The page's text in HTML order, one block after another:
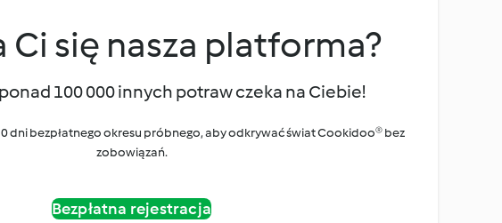
Ci się nasza platforma?
100 000 innych potraw czeka na Ciebie!
dni bezpłatnego okresu próbnego, aby odkrywać świat Cookidoo® bez
zobowiązań.
Bezpłatna rejestracja